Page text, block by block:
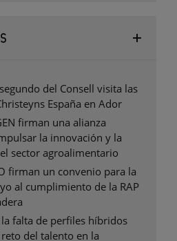
del Consell visita las
España en Ador
firman una alianza
la innovación y la
sector agroalimentario
firman un convenio para la
al cumplimiento de la RAP
la falta de perfiles híbridos
del talento en la